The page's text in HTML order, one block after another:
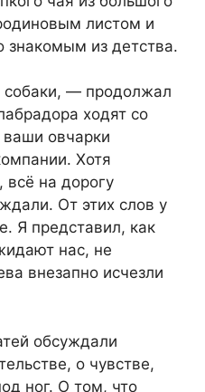
листом и
из детства.
— продолжал
ходят со
ваши овчарки
Хотя
всё на дорогу
От этих слов у
Я представил, как
нас, не
внезапно исчезли
обсуждали
о чувстве,
ног. О том, что